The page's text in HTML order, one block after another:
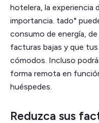
hotelera, la experiencia
importancia. tado°
consumo de energía,
facturas bajas y que
cómodos. Incluso
forma remota en
huéspedes.
Reduzca sus